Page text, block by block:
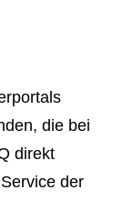
die bei
direkt
der